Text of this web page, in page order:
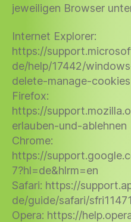
jeweiligen Browser
Internet Explorer:
https://
de/help/17442/
delete-manage-cookies
Firefox:
https://
erlauben-und-ablehnen
Chrome:
https://
7?hl=de&hlrm=en
Safari: https://
de/guide/safari/
Opera: https://